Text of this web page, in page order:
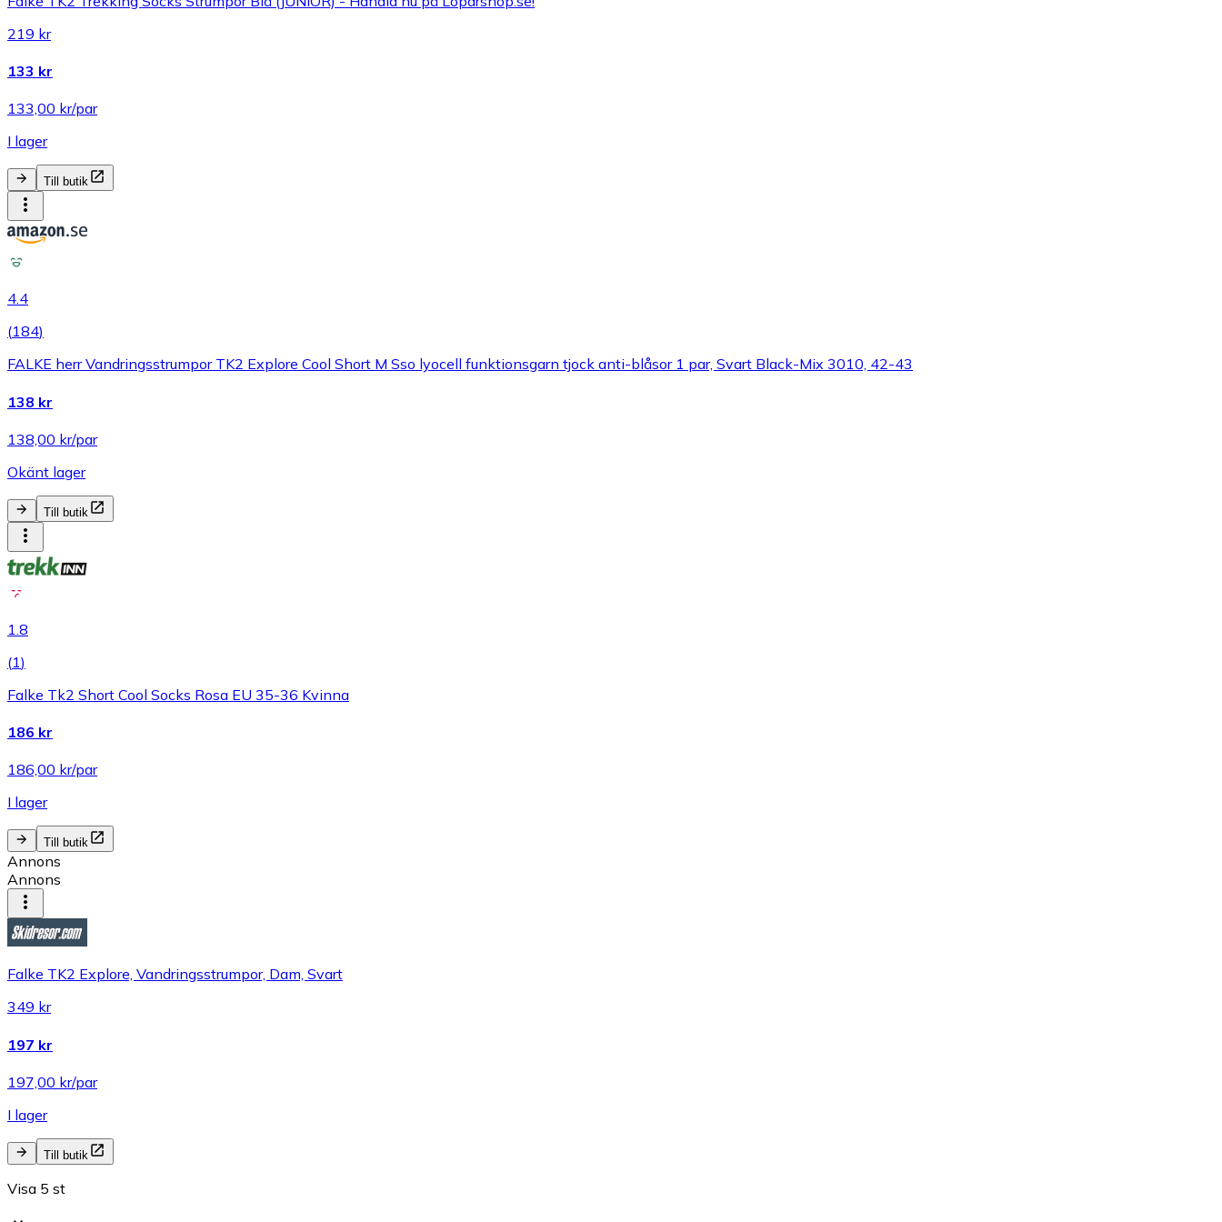
219 kr
133 kr
133,00 kr/par
I lager
Till butik
4.4
(184)
FALKE herr Vandringsstrumpor TK2 Explore Cool Short M Sso lyocell funktionsgarn tjock anti-blåsor 1 par, Svart Black-Mix 3010, 42-43
138 kr
138,00 kr/par
Okänt lager
Till butik
1.8
(1)
Falke Tk2 Short Cool Socks Rosa EU 35-36 Kvinna
186 kr
186,00 kr/par
I lager
Till butik
Annons
Annons
Falke TK2 Explore, Vandringsstrumpor, Dam, Svart
349 kr
197 kr
197,00 kr/par
I lager
Till butik
Visa 5 st